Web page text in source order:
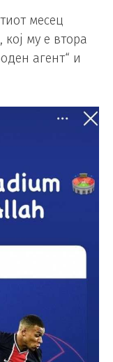
месец
му е втора
агент“ и